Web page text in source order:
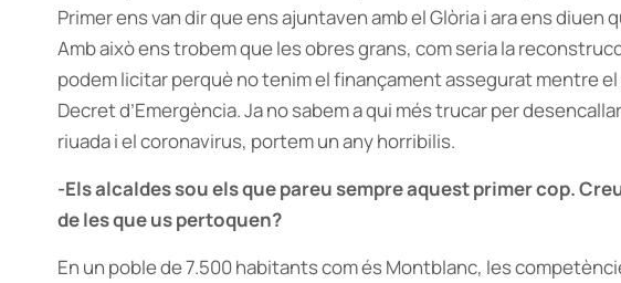
Primer ens van dir que ens ajuntaven amb el Glòria i ara ens diuen
Amb això ens trobem que les obres grans, com seria la
podem licitar perquè no tenim el finançament assegurat mentre
Decret d’Emergència. Ja no sabem a qui més trucar per
riuada i el coronavirus, portem un any horribilis.
-Els alcaldes sou els que pareu sempre aquest primer cop.
de les que us pertoquen?
En un poble de 7.500 habitants com és Montblanc, les